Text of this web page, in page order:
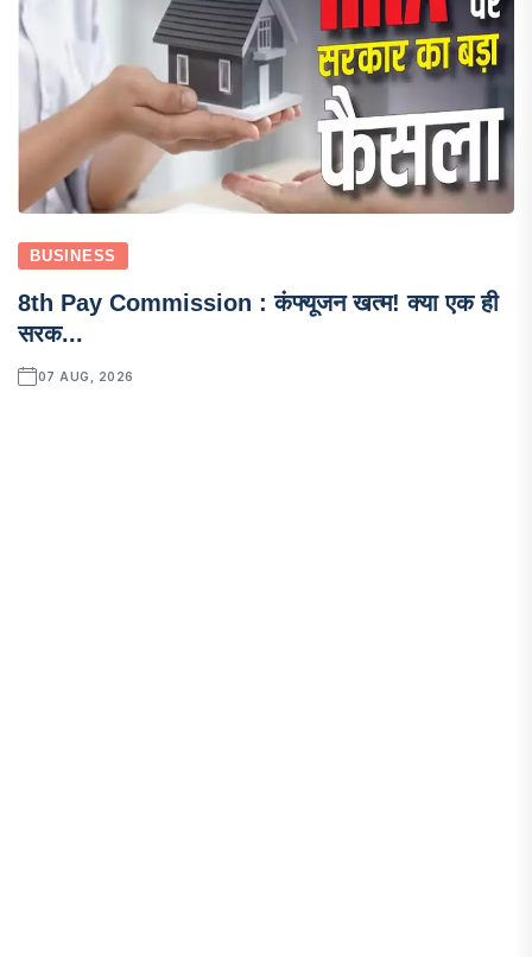
BUSINESS
8th Pay Commission : कंफ्यूजन खत्म! क्या एक ही
सरक...
07 AUG, 2026